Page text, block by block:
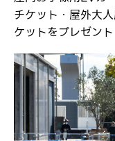
チケット・屋外大
ケットをプレゼント